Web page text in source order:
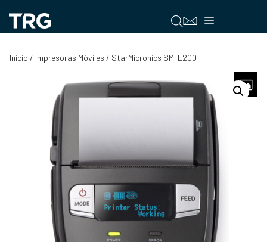
contenido
Menú
Inicio / Impresoras Móviles / StarMicronics SM-L200